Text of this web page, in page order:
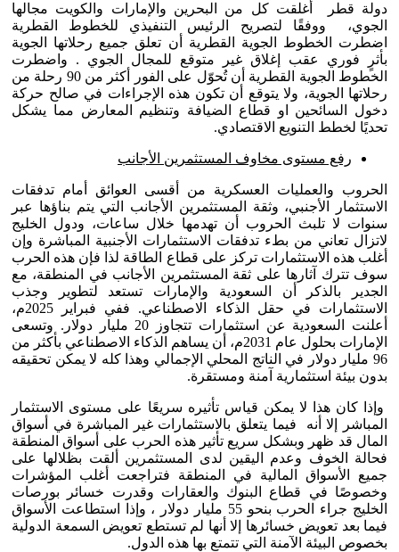
دولة قطر أغلقت كل من البحرين والإمارات والكويت مجالها
الجوي، ووفقًا لتصريح الرئيس التنفيذي للخطوط القطرية
اضطرت الخطوط الجوية القطرية أن تعلق جميع رحلاتها الجوية
بأثرٍ فوري عقب إغلاق غير متوقع للمجال الجوي . واضطرت
الخطوط الجوية القطرية أن تُحوّل على الفور أكثر من 90 رحلة من
رحلاتها الجوية، ولا يتوقع أن تكون هذه الإجراءات في صالح حركة
دخول السائحين او قطاع الضيافة وتنظيم المعارض مما يشكل
تحديًا لخطط التنويع الاقتصادي.
رفع مستوى مخاوف المستثمرين الأجانب
الحروب والعمليات العسكرية من أقسى العوائق أمام تدفقات
الاستثمار الأجنبي، وثقة المستثمرين الأجانب التي يتم بناؤها عبر
سنوات لا تلبث الحروب أن تهدمها خلال ساعات، ودول الخليج
لاتزال تعاني من بطء تدفقات الاستثمارات الأجنبية المباشرة وإن
أغلب هذه الاستثمارات تركز على قطاع الطاقة لذا فإن هذه الحرب
سوف تترك آثارها على ثقة المستثمرين الأجانب في المنطقة، مع
الجدير بالذكر أن السعودية والإمارات تستعد لتطوير وجذب
الاستثمارات في حقل الذكاء الاصطناعي. ففي فبراير 2025م،
أعلنت السعودية عن استثمارات تتجاوز 20 مليار دولار. وتسعى
الإمارات بحلول عام 2031م، أن يساهم الذكاء الاصطناعي بأكثر من
96 مليار دولار في الناتج المحلي الإجمالي وهذا كله لا يمكن تحقيقه
بدون بيئة استثمارية آمنة ومستقرة.
وإذا كان هذا لا يمكن قياس تأثيره سريعًا على مستوى الاستثمار
المباشر إلا أنه فيما يتعلق بالاستثمارات غير المباشرة في أسواق
المال قد ظهر وبشكل سريع تأثير هذه الحرب على أسواق المنطقة
فحالة الخوف وعدم اليقين لدى المستثمرين ألقت بظلالها على
جميع الأسواق المالية في المنطقة فتراجعت أغلب المؤشرات
وخصوصًا في قطاع البنوك والعقارات وقدرت خسائر بورصات
الخليج جراء الحرب بنحو 55 مليار دولار ، وإذا استطاعت الأسواق
فيما بعد تعويض خسائرها إلا أنها لم تستطع تعويض السمعة الدولية
بخصوص البيئة الآمنة التي تتمتع بها هذه الدول.